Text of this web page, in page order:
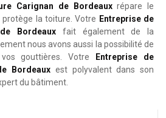
Carignan de Bordeauxrépare le
la toiture. Votre Entreprise de
Bordeaux fait également de la
nous avons aussi la possibilité de
gouttières. Votre Entreprise de
Bordeaux est polyvalent dans son
du bâtiment.